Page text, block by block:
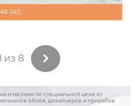
1AS
из 8
и мелким по специальной цене от
обоев, дизайнеров и прорабов